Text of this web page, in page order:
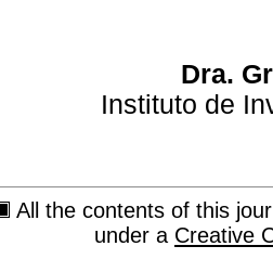
Dra.
Instituto de
All the contents of this
under a Creative